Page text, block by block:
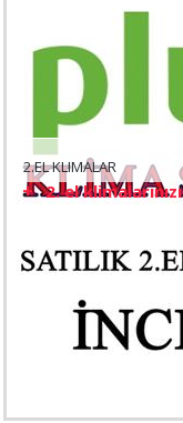
2.EL KLIMALAR
2. el klimalarınızı